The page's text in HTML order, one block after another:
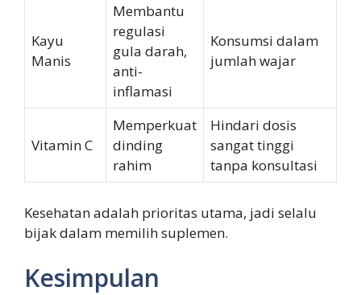
Kayu
Manis
Membantu
regulasi
gula darah,
anti-
inflamasi
Konsumsi dalam
jumlah wajar
Vitamin C
Memperkuat
dinding
rahim
Hindari dosis
sangat tinggi
tanpa konsultasi
Kesehatan adalah prioritas utama, jadi selalu
bijak dalam memilih suplemen.
Kesimpulan